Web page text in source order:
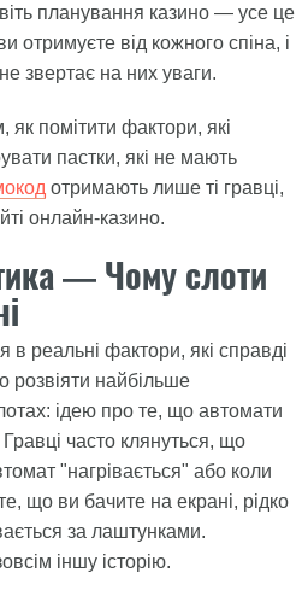
планування казино — усе це
отримуєте від кожного спіна, і
звертає на них уваги.
помітити фактори, які
пастки, які не мають
отримають лише ті гравці,
онлайн-казино.
— Чому слоти
реальні фактори, які справді
розвіяти найбільше
ідею про те, що автомати
часто клянуться, що
"нагрівається" або коли
що ви бачите на екрані, рідко
за лаштунками.
іншу історію.